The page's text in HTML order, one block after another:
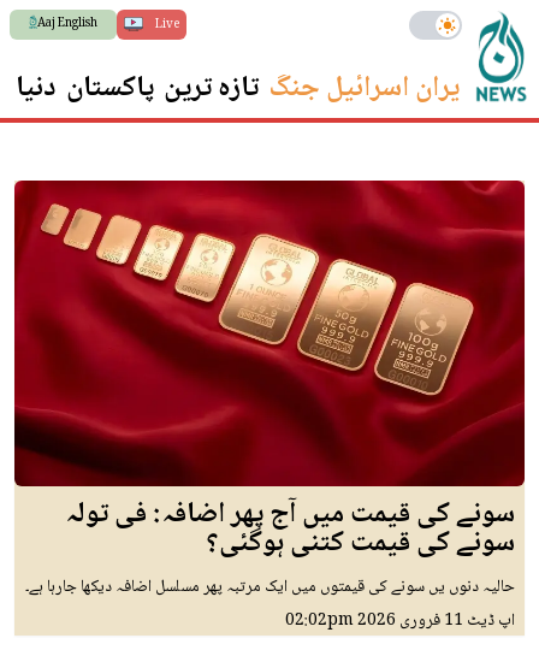
Live
Aaj English
ایران اسرائیل جنگ تازہ ترین پاکستان دنیا
سونے کی قیمت میں آج پھر اضافہ: فی تولہ
سونے کی قیمت کتنی ہوگئی؟
حالیہ دنوں یں سونے کی قیمتوں میں ایک مرتبہ پھر مسلسل اضافہ دیکھا جارہا ہے۔
اپ ڈیٹ 11 فروری 2026 02:02pm